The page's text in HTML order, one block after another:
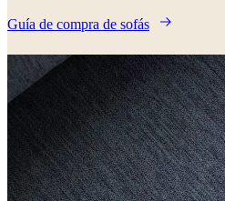
Guía de compra de sofás